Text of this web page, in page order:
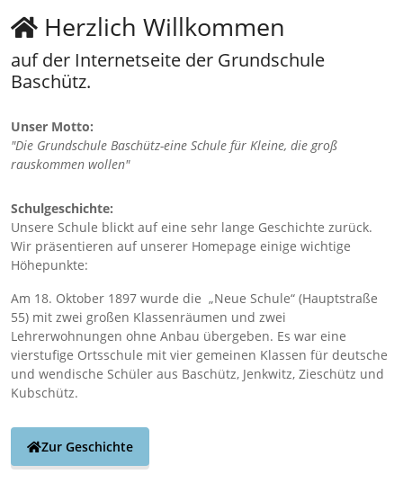
Herzlich Willkommen
auf der Internetseite der Grundschule
Baschütz.
Unser Motto:
"Die Grundschule Baschütz-eine Schule für Kleine, die groß
rauskommen wollen"
Schulgeschichte:
Unsere Schule blickt auf eine sehr lange Geschichte zurück.
Wir präsentieren auf unserer Homepage einige wichtige
Höhepunkte:
Am 18. Oktober 1897 wurde die „Neue Schule“ (Hauptstraße
55) mit zwei großen Klassenräumen und zwei
Lehrerwohnungen ohne Anbau übergeben. Es war eine
vierstufige Ortsschule mit vier gemeinen Klassen für deutsche
und wendische Schüler aus Baschütz, Jenkwitz, Zieschütz und
Kubschütz.
Zur Geschichte